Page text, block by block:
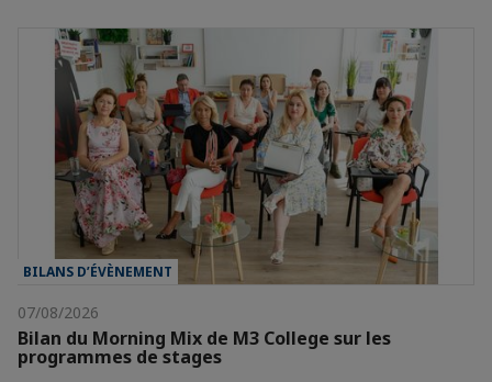
BILANS D’ÉVÈNEMENT
07/08/2026
Bilan du Morning Mix de M3 College sur les
programmes de stages